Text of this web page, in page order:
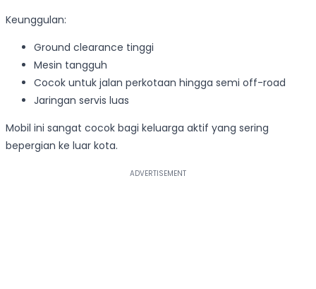
Keunggulan:
Ground clearance tinggi
Mesin tangguh
Cocok untuk jalan perkotaan hingga semi off-road
Jaringan servis luas
Mobil ini sangat cocok bagi keluarga aktif yang sering
bepergian ke luar kota.